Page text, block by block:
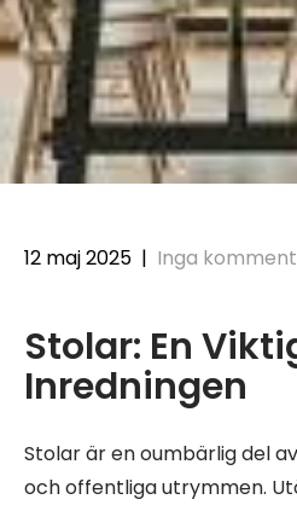
12 maj 2025 | Inga
Stolar: En
Inredningen
Stolar är en oumbärlig del
och offentliga utrymmen.